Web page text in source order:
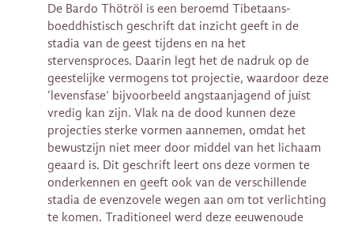
De Bardo Thötröl is een beroemd Tibetaans-
boeddhistisch geschrift dat inzicht geeft in de
stadia van de geest tijdens en na het
stervensproces. Daarin legt het de nadruk op de
geestelijke vermogens tot projectie, waardoor deze
‘levensfase’ bijvoorbeeld angstaanjagend of juist
vredig kan zijn. Vlak na de dood kunnen deze
projecties sterke vormen aannemen, omdat het
bewustzijn niet meer door middel van het lichaam
geaard is. Dit geschrift leert ons deze vormen te
onderkennen en geeft ook van de verschillende
stadia de evenzovele wegen aan om tot verlichting
te komen. Traditioneel werd deze eeuwenoude